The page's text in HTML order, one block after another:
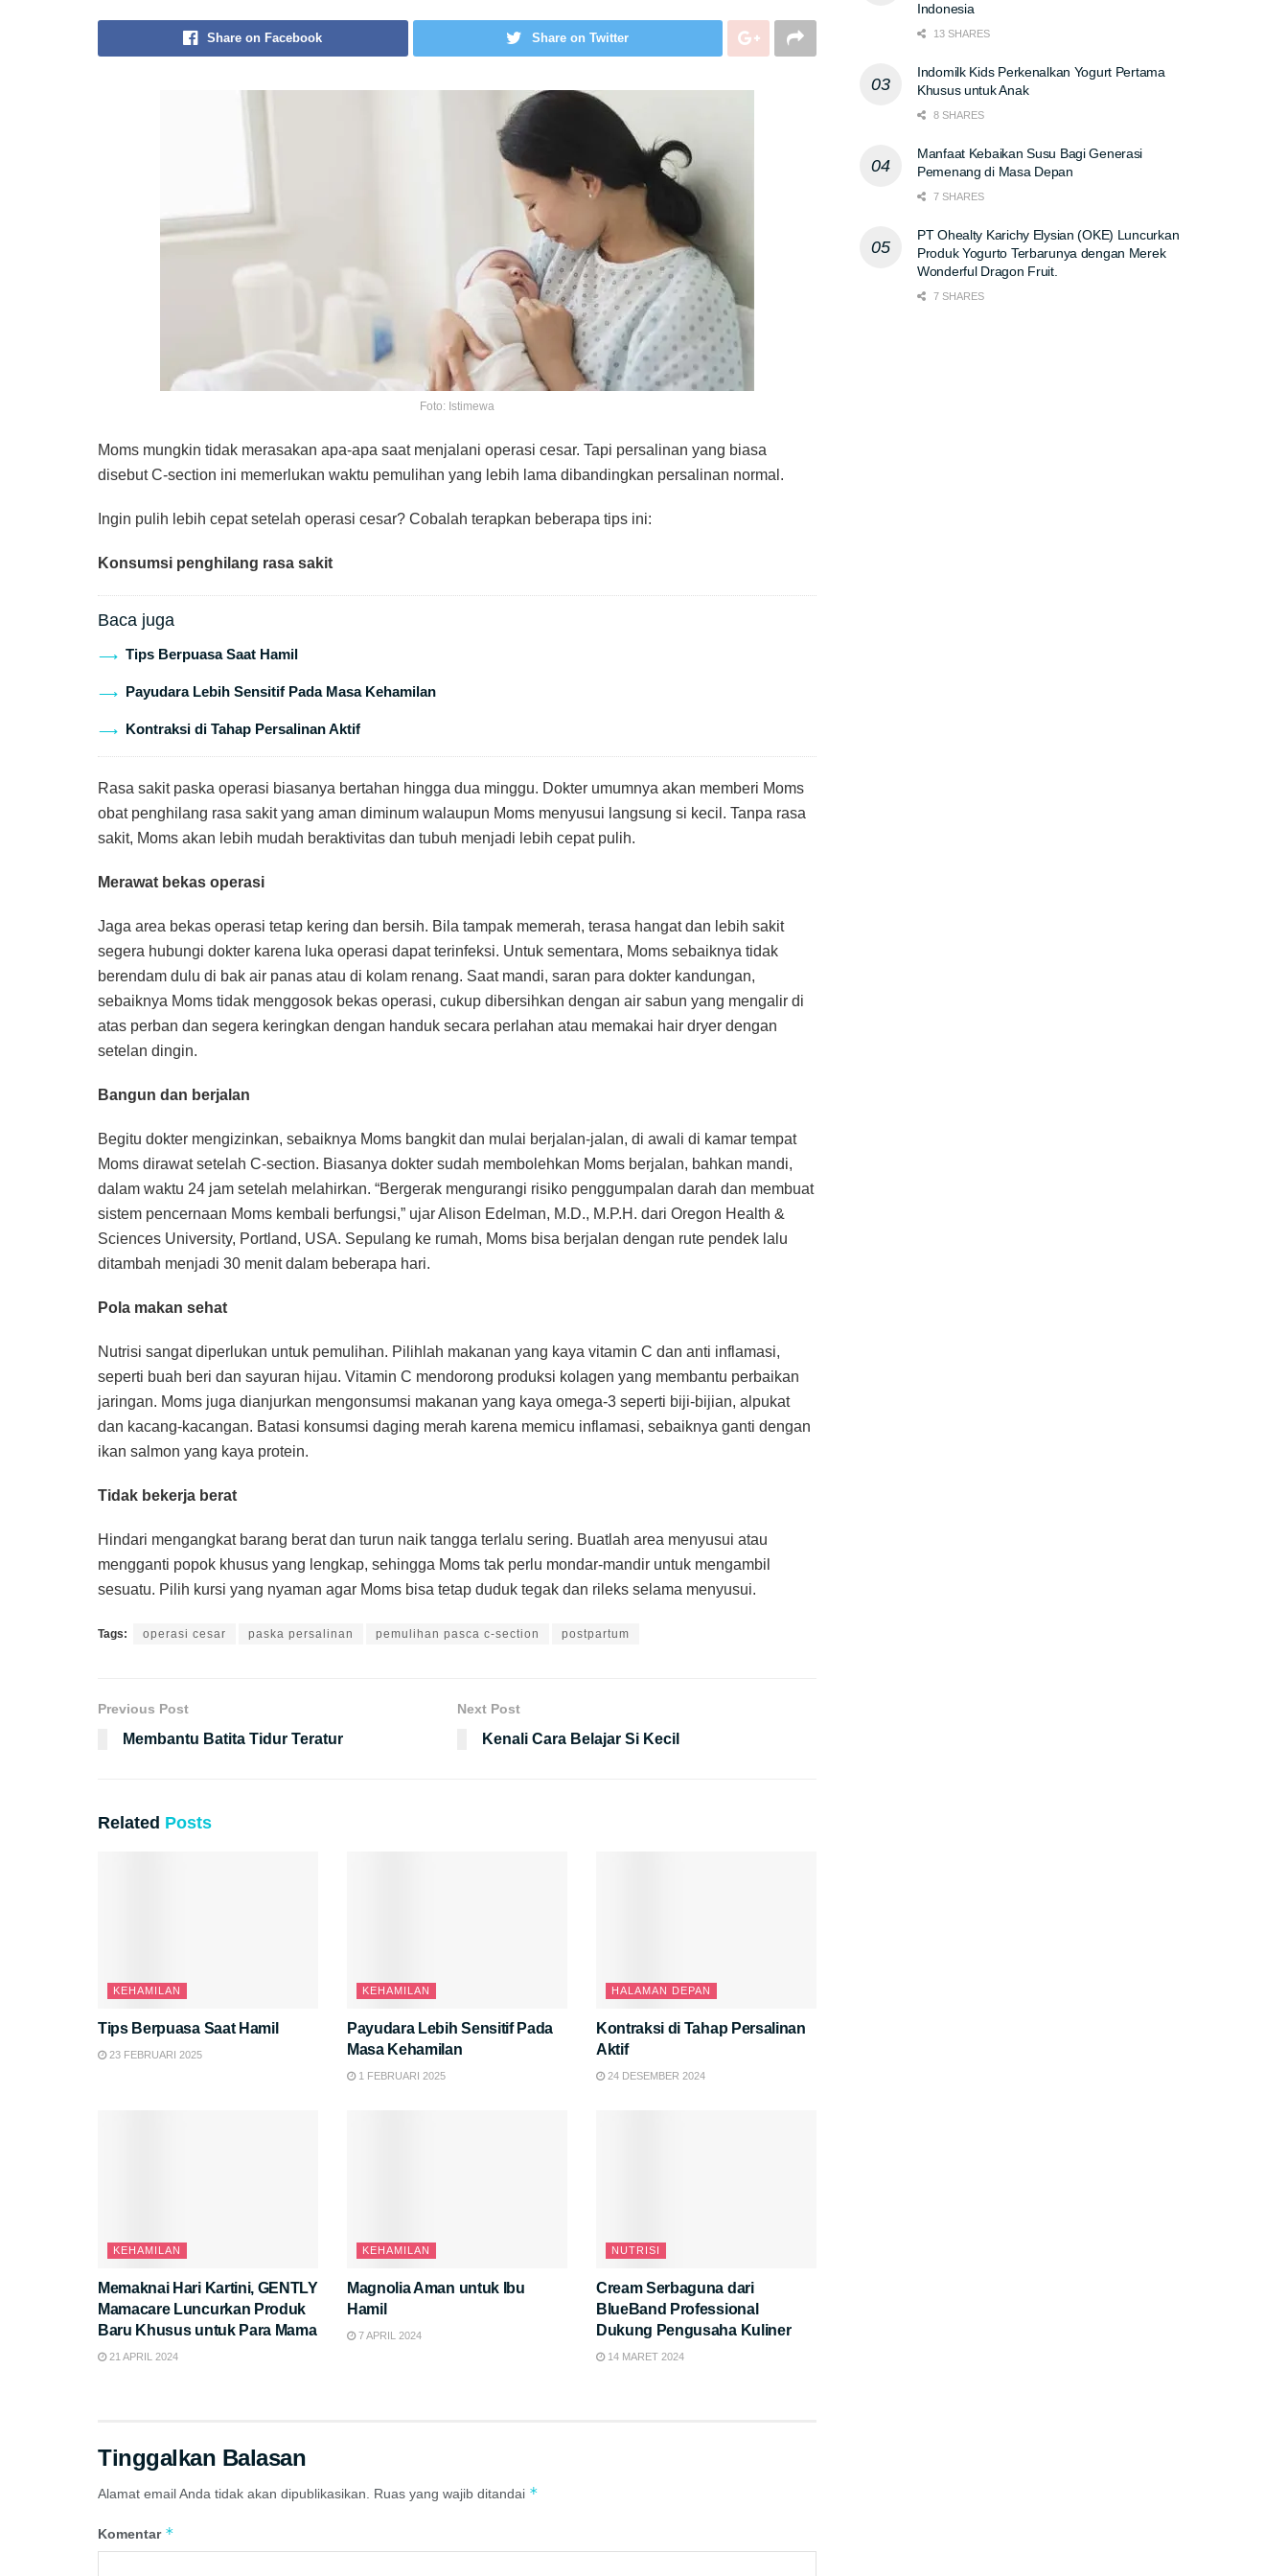
Share on Facebook Share on Twitter
Foto: Istimewa
Moms mungkin tidak merasakan apa-apa saat menjalani operasi cesar. Tapi persalinan yang biasa
disebut C-section ini memerlukan waktu pemulihan yang lebih lama dibandingkan persalinan normal.
Ingin pulih lebih cepat setelah operasi cesar? Cobalah terapkan beberapa tips ini:
Konsumsi penghilang rasa sakit
Baca juga
Tips Berpuasa Saat Hamil
Payudara Lebih Sensitif Pada Masa Kehamilan
Kontraksi di Tahap Persalinan Aktif
Rasa sakit paska operasi biasanya bertahan hingga dua minggu. Dokter umumnya akan memberi Moms
obat penghilang rasa sakit yang aman diminum walaupun Moms menyusui langsung si kecil. Tanpa rasa
sakit, Moms akan lebih mudah beraktivitas dan tubuh menjadi lebih cepat pulih.
Merawat bekas operasi
Jaga area bekas operasi tetap kering dan bersih. Bila tampak memerah, terasa hangat dan lebih sakit
segera hubungi dokter karena luka operasi dapat terinfeksi. Untuk sementara, Moms sebaiknya tidak
berendam dulu di bak air panas atau di kolam renang. Saat mandi, saran para dokter kandungan,
sebaiknya Moms tidak menggosok bekas operasi, cukup dibersihkan dengan air sabun yang mengalir di
atas perban dan segera keringkan dengan handuk secara perlahan atau memakai hair dryer dengan
setelan dingin.
Bangun dan berjalan
Begitu dokter mengizinkan, sebaiknya Moms bangkit dan mulai berjalan-jalan, di awali di kamar tempat
Moms dirawat setelah C-section. Biasanya dokter sudah membolehkan Moms berjalan, bahkan mandi,
dalam waktu 24 jam setelah melahirkan. “Bergerak mengurangi risiko penggumpalan darah dan membuat
sistem pencernaan Moms kembali berfungsi,” ujar Alison Edelman, M.D., M.P.H. dari Oregon Health &
Sciences University, Portland, USA. Sepulang ke rumah, Moms bisa berjalan dengan rute pendek lalu
ditambah menjadi 30 menit dalam beberapa hari.
Pola makan sehat
Nutrisi sangat diperlukan untuk pemulihan. Pilihlah makanan yang kaya vitamin C dan anti inflamasi,
seperti buah beri dan sayuran hijau. Vitamin C mendorong produksi kolagen yang membantu perbaikan
jaringan. Moms juga dianjurkan mengonsumsi makanan yang kaya omega-3 seperti biji-bijian, alpukat
dan kacang-kacangan. Batasi konsumsi daging merah karena memicu inflamasi, sebaiknya ganti dengan
ikan salmon yang kaya protein.
Tidak bekerja berat
Hindari mengangkat barang berat dan turun naik tangga terlalu sering. Buatlah area menyusui atau
mengganti popok khusus yang lengkap, sehingga Moms tak perlu mondar-mandir untuk mengambil
sesuatu. Pilih kursi yang nyaman agar Moms bisa tetap duduk tegak dan rileks selama menyusui.
Tags: operasi cesar paska persalinan pemulihan pasca c-section postpartum
Previous Post
Membantu Batita Tidur Teratur
Next Post
Kenali Cara Belajar Si Kecil
Related Posts
KEHAMILAN
Tips Berpuasa Saat Hamil
23 FEBRUARI 2025
KEHAMILAN
Payudara Lebih Sensitif Pada
Masa Kehamilan
1 FEBRUARI 2025
HALAMAN DEPAN
Kontraksi di Tahap Persalinan
Aktif
24 DESEMBER 2024
KEHAMILAN
Memaknai Hari Kartini, GENTLY
Mamacare Luncurkan Produk
Baru Khusus untuk Para Mama
21 APRIL 2024
KEHAMILAN
Magnolia Aman untuk Ibu
Hamil
7 APRIL 2024
NUTRISI
Cream Serbaguna dari
BlueBand Professional
Dukung Pengusaha Kuliner
14 MARET 2024
Tinggalkan Balasan
Alamat email Anda tidak akan dipublikasikan. Ruas yang wajib ditandai *
Komentar *
Indonesia
13 SHARES
Indomilk Kids Perkenalkan Yogurt Pertama
Khusus untuk Anak
8 SHARES
Manfaat Kebaikan Susu Bagi Generasi
Pemenang di Masa Depan
7 SHARES
PT Ohealty Karichy Elysian (OKE) Luncurkan
Produk Yogurto Terbarunya dengan Merek
Wonderful Dragon Fruit.
7 SHARES